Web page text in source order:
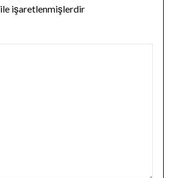
ile işaretlenmişlerdir